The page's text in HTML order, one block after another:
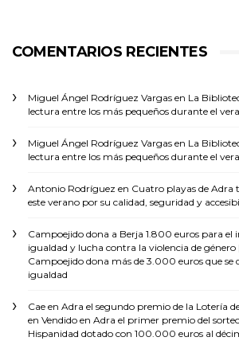
COMENTARIOS RECIENTES
Miguel Ángel Rodríguez Vargas en La
lectura entre los más pequeños durante el
Miguel Ángel Rodríguez Vargas en La
lectura entre los más pequeños durante el
Antonio Rodríguez en Cuatro playas de Adra
este verano por su calidad, seguridad y
Campoejido dona a Berja 1.800 euros para el
igualdad y lucha contra la violencia de género
Campoejido dona más de 3.000 euros que se
igualdad
Cae en Adra el segundo premio de la Lotería
en Vendido en Adra el primer premio del
Hispanidad dotado con 100.000 euros al